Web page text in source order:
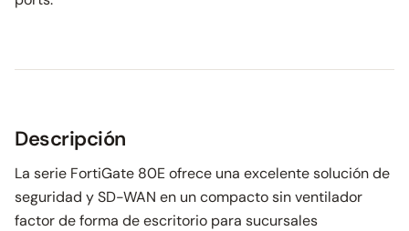
Descripción
La serie FortiGate 80E ofrece una excelente solución de
seguridad y SD-WAN en un compacto sin ventilador
factor de forma de escritorio para sucursales